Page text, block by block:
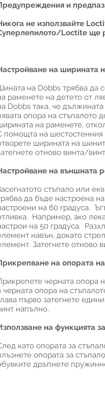
и
не използвайте
Loctite ще
на ширината
на Dobbs трябва да
раменете на детето от
Dobbs така, че
опора на стъпалото
на раменете,
помощта на шестостенния
ширината на
отново винта/
на външната
стъпало или
да бъде настроена
на 60 градуса.
Например, ако
на 50 градуса.
навън, докато
Затегнете отново
на опората
черната опора
черната опора на
първо затегнете
напълно.
на функцията
като опората за
опората за
дръпнете